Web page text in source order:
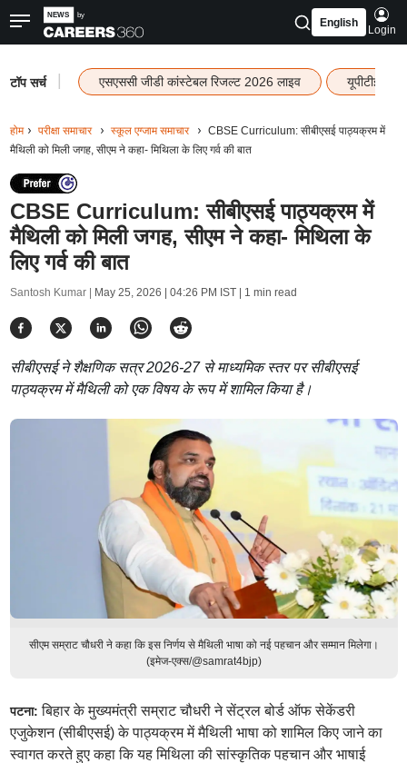
English
Login
टॉप सर्च एसएससी जीडी कांस्टेबल रिजल्ट 2026 लाइव यूपीटीईटी
होम परीक्षा समाचार स्कूल एग्जाम समाचार
CBSE Curriculum: सीबीएसई पाठ्यक्रम में
मैथिली को मिली जगह, सीएम ने कहा- मिथिला के लिए गर्व की बात
CBSE Curriculum: सीबीएसई पाठ्यक्रम में
मैथिली को मिली जगह, सीएम ने कहा- मिथिला के
लिए गर्व की बात
Santosh Kumar | May 25, 2026 | 04:26 PM IST| 1 min read
सीबीएसई ने शैक्षणिक सत्र 2026-27 से माध्यमिक स्तर पर सीबीएसई
पाठ्यक्रम में मैथिली को एक विषय के रूप में शामिल किया है।
सीएम सम्राट चौधरी ने कहा कि इस निर्णय से मैथिली भाषा को नई पहचान और सम्मान मिलेगा।
(इमेज-एक्स/@samrat4bjp)
पटना:बिहार के मुख्यमंत्री सम्राट चौधरी ने सेंट्रल बोर्ड ऑफ सेकेंडरी
एजुकेशन (सीबीएसई) के पाठ्यक्रम में मैथिली भाषा को शामिल किए जाने का
स्वागत करते हुए कहा कि यह मिथिला की सांस्कृतिक पहचान और भाषाई